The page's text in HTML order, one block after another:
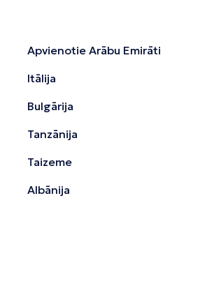
Apvienotie Arābu Emirāti
Itālija
Bulgārija
Tanzānija
Taizeme
Albānija